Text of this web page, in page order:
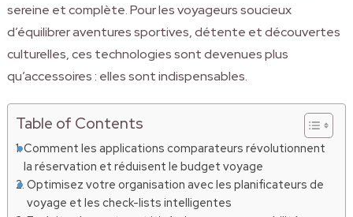
sereine et complète. Pour les voyageurs soucieux
d’équilibrer aventures sportives, détente et découvertes
culturelles, ces technologies sont devenues plus
qu’accessoires : elles sont indispensables.
Table of Contents
Comment les applications comparateurs révolutionnent
la réservation et réduisent le budget voyage
Optimisez votre organisation avec les planificateurs de
voyage et les check-lists intelligentes